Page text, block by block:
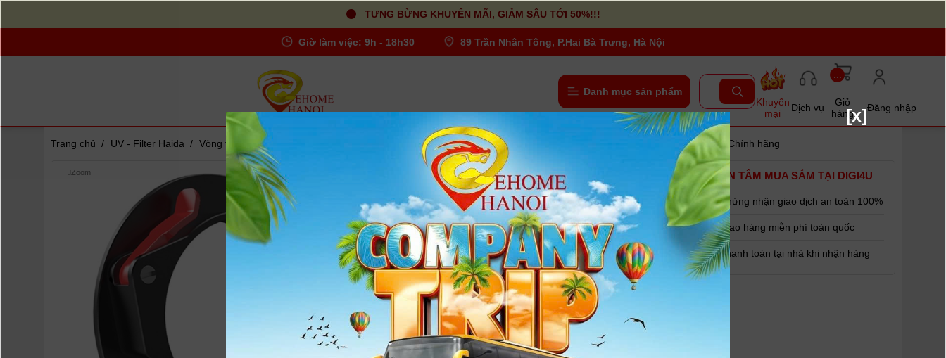
TƯNG BỪNG KHUYẾN MÃI, GIẢM SÂU TỚI 50%!!!
Giờ làm việc: 9h - 18h30 89 Trần Nhân Tông, P.Hai Bà Trưng, Hà Nội
Danh mục sản phẩm
Khuyến
mại
Dịch vụ
Giỏ
hàng
Đăng nhập
Trang chủ / UV - Filter Haida / Vòng tiếp hợp giá đỡ bộ lọc Haida M15 Filter Holder Adapter Ring For Olympus M.Zuiko 7-14mm PRO Lens HD4335 | Chính hãng
Zoom
Vòng tiếp hợp giá đỡ bộ lọc Haida M15 Filter
Holder Adapter Ring For Olympus M.Zuiko 7-
14mm PRO Lens HD4335 | Chính hãng
Người dùng đánh giá | Tình trạng:Có hàng
- Vòng Tiếp hợp Giá đỡ Bộ lọc này của Haida được thiết kế để cho phép sử
dụng Giá đỡ Bộ lọc Haida M15 trên ống kính Olympus M.Zuiko Digital ED 7-
14mm f / 2.8 PRO.-
Xem thêm
Bảo hành:Chưa có thông tin bảo hành
YÊN TÂM MUA SẮM TẠI DIGI4U
Chứng nhận giao dịch an toàn 100%
Giao hàng miễn phí toàn quốc
Thanh toán tại nhà khi nhận hàng
[x]